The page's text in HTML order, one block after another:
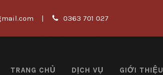
| 0363 701 027
TRANG CHỦ DỊCH VỤ GIỚI THIỆU